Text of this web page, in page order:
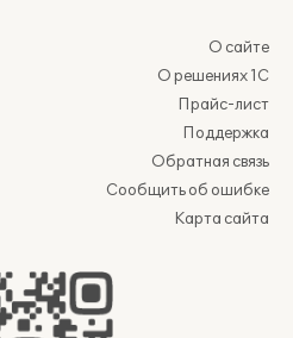
О сайте
О решениях 1С
Прайс-лист
Поддержка
Обратная связь
Сообщить об ошибке
Карта сайта